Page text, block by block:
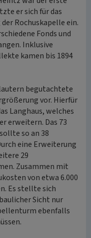
er sich für das
Rochuskapelle ein.
Fonds und
Inklusive
kamen bis 1894
begutachtete
vor. Hierfür
Langhaus, welches
erweitern. Das 73
so an 38
eine Erweiterung
29
Zusammen mit
von etwa 6.000
Es stellte sich
Sicht nur
ebenfalls